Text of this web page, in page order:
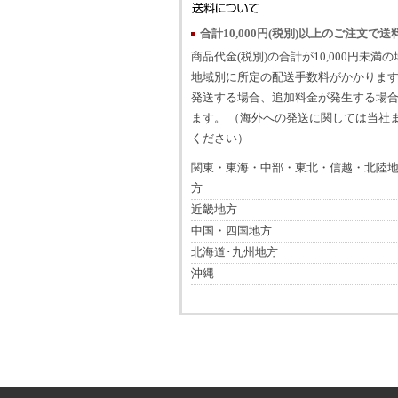
合計10,000円(税別)以上のご注文で送
商品代金(税別)の合計が10,000円未満の
地域別に所定の配送手数料がかかりま
発送する場合、追加料金が発生する場
ます。 （海外への発送に関しては当社
ください）
関東・東海・中部・東北・信越・北陸地
方
近畿地方
中国・四国地方
北海道･九州地方
沖縄